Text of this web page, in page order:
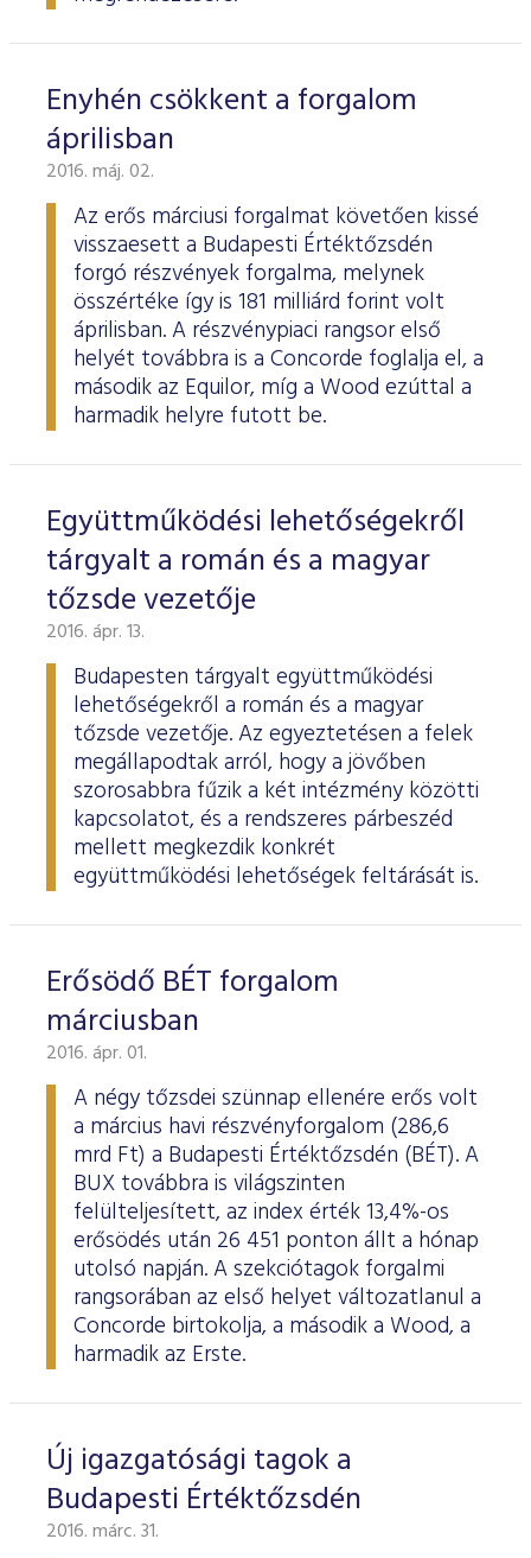
Enyhén csökkent a forgalom
áprilisban
2016. máj. 02.
Az erős márciusi forgalmat követően kissé
visszaesett a Budapesti Értéktőzsdén
forgó részvények forgalma, melynek
összértéke így is 181 milliárd forint volt
áprilisban. A részvénypiaci rangsor első
helyét továbbra is a Concorde foglalja el, a
második az Equilor, míg a Wood ezúttal a
harmadik helyre futott be.
Együttműködési lehetőségekről
tárgyalt a román és a magyar
tőzsde vezetője
2016. ápr. 13.
Budapesten tárgyalt együttműködési
lehetőségekről a román és a magyar
tőzsde vezetője. Az egyeztetésen a felek
megállapodtak arról, hogy a jövőben
szorosabbra fűzik a két intézmény közötti
kapcsolatot, és a rendszeres párbeszéd
mellett megkezdik konkrét
együttműködési lehetőségek feltárását is.
Erősödő BÉT forgalom
márciusban
2016. ápr. 01.
A négy tőzsdei szünnap ellenére erős volt
a március havi részvényforgalom (286,6
mrd Ft) a Budapesti Értéktőzsdén (BÉT). A
BUX továbbra is világszinten
felülteljesített, az index érték 13,4%-os
erősödés után 26 451 ponton állt a hónap
utolsó napján. A szekciótagok forgalmi
rangsorában az első helyet változatlanul a
Concorde birtokolja, a második a Wood, a
harmadik az Erste.
Új igazgatósági tagok a
Budapesti Értéktőzsdén
2016. márc. 31.